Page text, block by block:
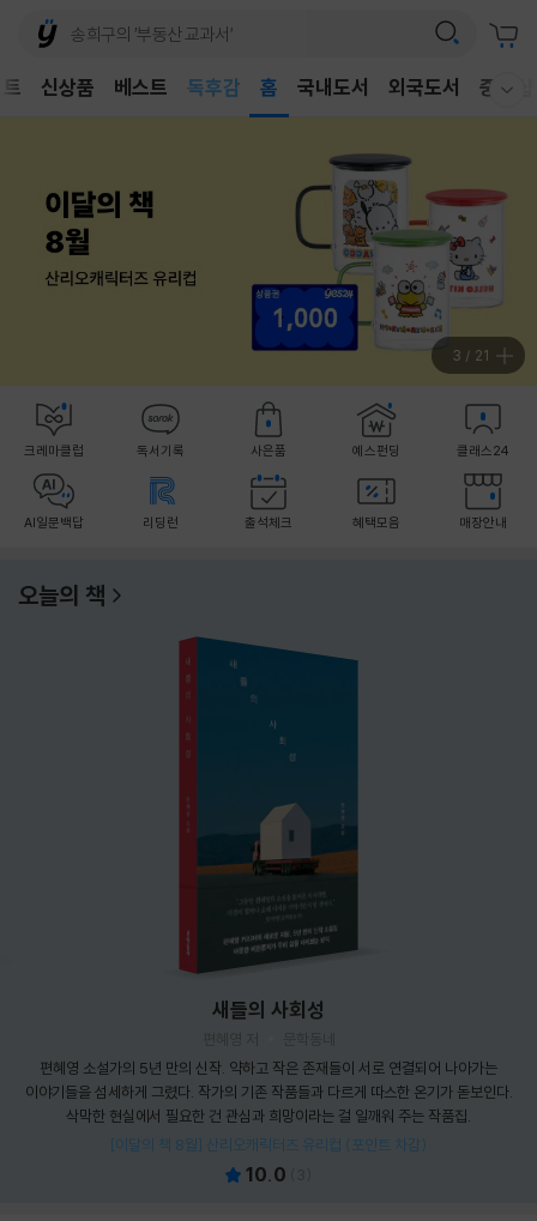
신상품 베스트
독후감
어린이
홈 국내도서 외국도서 중고샵
4 / 21
크레마클럽 독서기록 사은품 예스펀딩 클래스24
AI일문백답 리딩런 출석체크 혜택모음 매장안내
오늘의 책
새들의 사회성
편혜영 소설가의 5년 만의 신작. 약하고 작은 존재들이 서로 연결되어 나아가는
이야기들을 섬세하게 그렸다. 작가의 기존 작품들과 다르게 따스한 온기가 돋보인다.
삭막한 현실에서 필요한 건 관심과 희망이라는 걸 일깨워 주는 작품집.
[이달의 책 8월] 산리오캐릭터즈 유리컵 (포인트 차감)
10.0